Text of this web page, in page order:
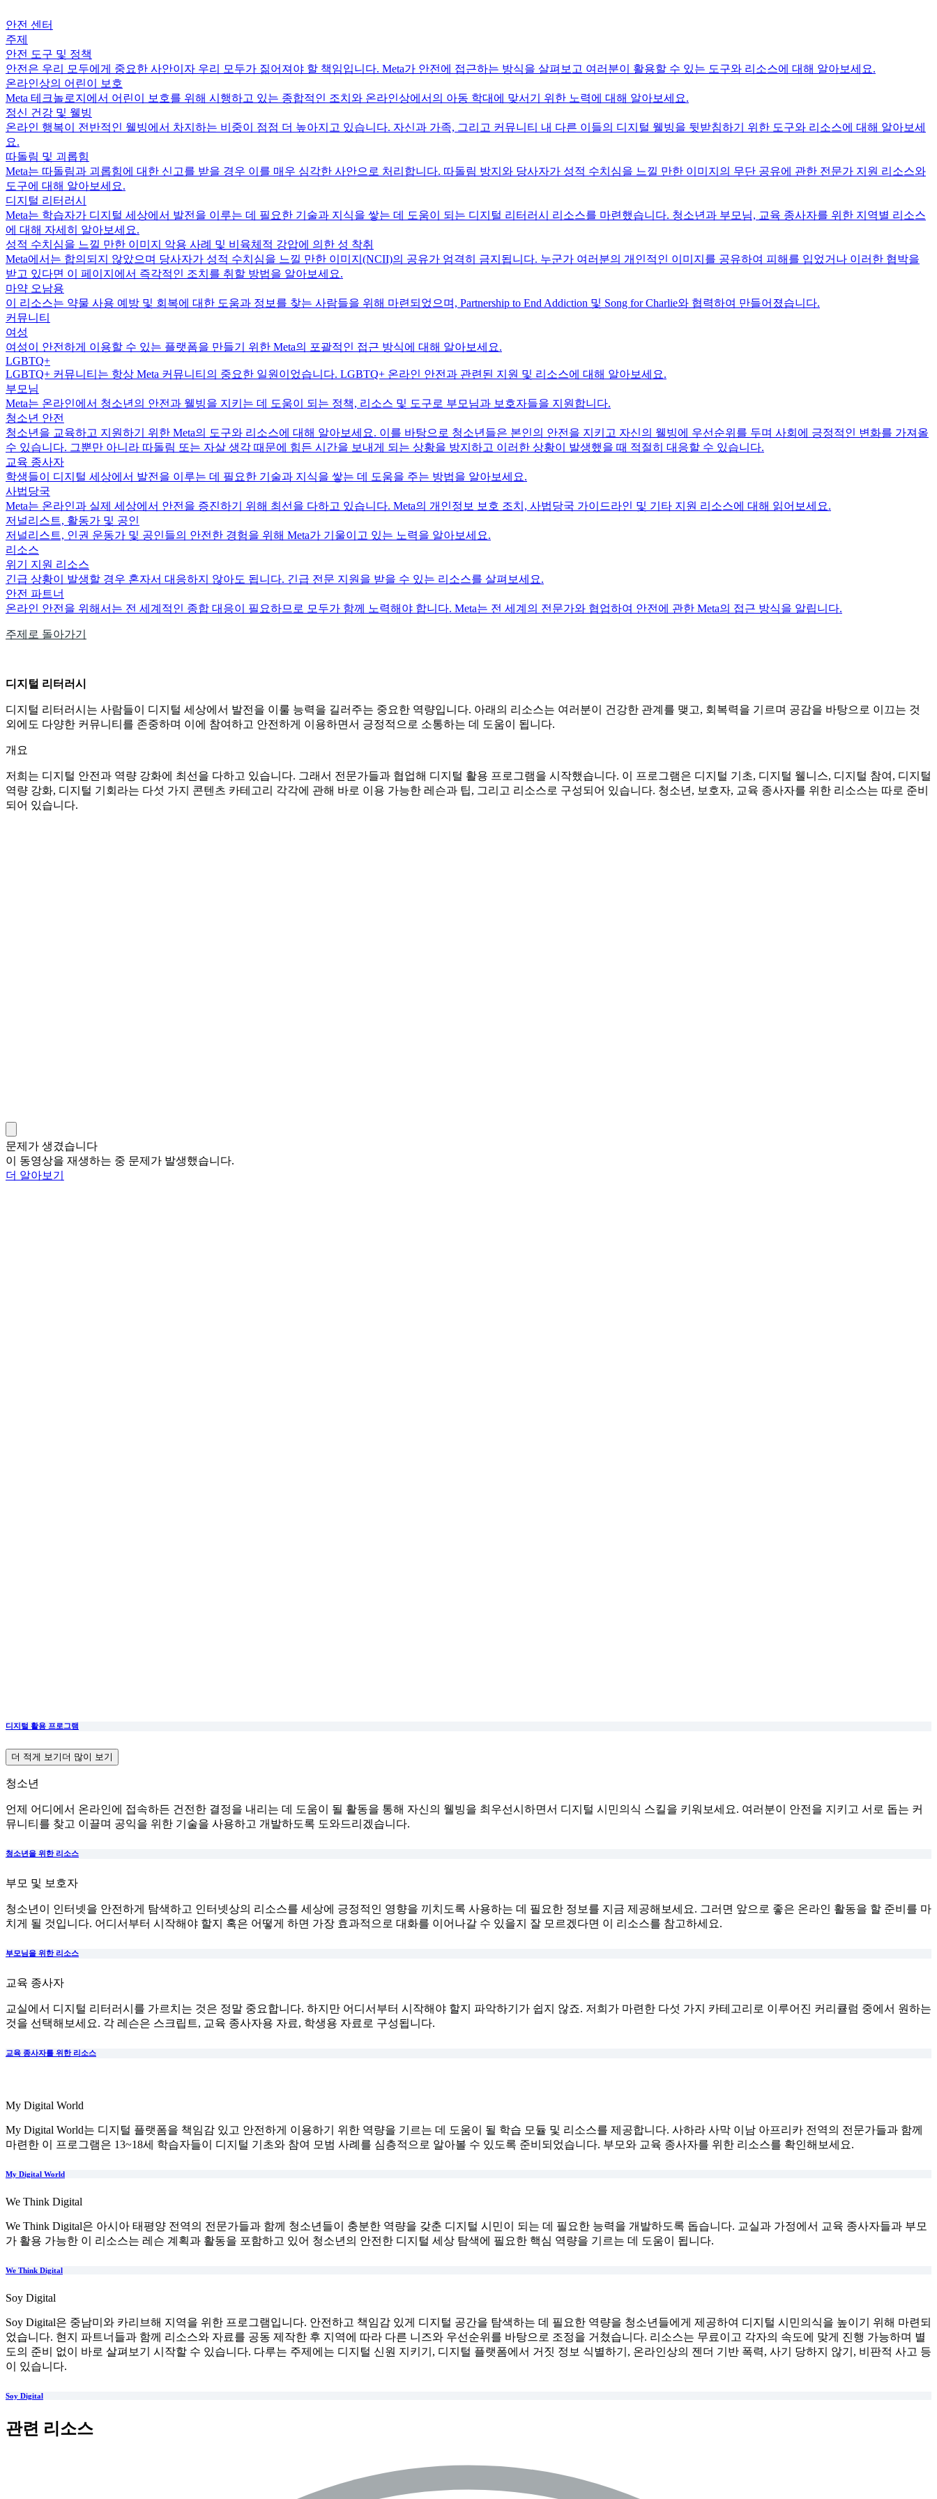
안전 센터
주제
안전 도구 및 정책
안전은 우리 모두에게 중요한 사안이자 우리 모두가 짊어져야 할 책임입니다. Meta가 안전에 접근하는 방식을 살펴보고 여러분이 활용할 수 있는 도구와 리소스에 대해 알아보세요.
온라인상의 어린이 보호
Meta 테크놀로지에서 어린이 보호를 위해 시행하고 있는 종합적인 조치와 온라인상에서의 아동 학대에 맞서기 위한 노력에 대해 알아보세요.
정신 건강 및 웰빙
온라인 행복이 전반적인 웰빙에서 차지하는 비중이 점점 더 높아지고 있습니다. 자신과 가족, 그리고 커뮤니티 내 다른 이들의 디지털 웰빙을 뒷받침하기 위한 도구와 리소스에 대해 알아보세
요.
따돌림 및 괴롭힘
Meta는 따돌림과 괴롭힘에 대한 신고를 받을 경우 이를 매우 심각한 사안으로 처리합니다. 따돌림 방지와 당사자가 성적 수치심을 느낄 만한 이미지의 무단 공유에 관한 전문가 지원 리소스와
도구에 대해 알아보세요.
디지털 리터러시
Meta는 학습자가 디지털 세상에서 발전을 이루는 데 필요한 기술과 지식을 쌓는 데 도움이 되는 디지털 리터러시 리소스를 마련했습니다. 청소년과 부모님, 교육 종사자를 위한 지역별 리소스
에 대해 자세히 알아보세요.
성적 수치심을 느낄 만한 이미지 악용 사례 및 비육체적 강압에 의한 성 착취
Meta에서는 합의되지 않았으며 당사자가 성적 수치심을 느낄 만한 이미지(NCII)의 공유가 엄격히 금지됩니다. 누군가 여러분의 개인적인 이미지를 공유하여 피해를 입었거나 이러한 협박을
받고 있다면 이 페이지에서 즉각적인 조치를 취할 방법을 알아보세요.
마약 오남용
이 리소스는 약물 사용 예방 및 회복에 대한 도움과 정보를 찾는 사람들을 위해 마련되었으며, Partnership to End Addiction 및 Song for Charlie와 협력하여 만들어졌습니다.
커뮤니티
여성
여성이 안전하게 이용할 수 있는 플랫폼을 만들기 위한 Meta의 포괄적인 접근 방식에 대해 알아보세요.
LGBTQ+
LGBTQ+ 커뮤니티는 항상 Meta 커뮤니티의 중요한 일원이었습니다. LGBTQ+ 온라인 안전과 관련된 지원 및 리소스에 대해 알아보세요.
부모님
Meta는 온라인에서 청소년의 안전과 웰빙을 지키는 데 도움이 되는 정책, 리소스 및 도구로 부모님과 보호자들을 지원합니다.
청소년 안전
청소년을 교육하고 지원하기 위한 Meta의 도구와 리소스에 대해 알아보세요. 이를 바탕으로 청소년들은 본인의 안전을 지키고 자신의 웰빙에 우선순위를 두며 사회에 긍정적인 변화를 가져올
수 있습니다. 그뿐만 아니라 따돌림 또는 자살 생각 때문에 힘든 시간을 보내게 되는 상황을 방지하고 이러한 상황이 발생했을 때 적절히 대응할 수 있습니다.
교육 종사자
학생들이 디지털 세상에서 발전을 이루는 데 필요한 기술과 지식을 쌓는 데 도움을 주는 방법을 알아보세요.
사법당국
Meta는 온라인과 실제 세상에서 안전을 증진하기 위해 최선을 다하고 있습니다. Meta의 개인정보 보호 조치, 사법당국 가이드라인 및 기타 지원 리소스에 대해 읽어보세요.
저널리스트, 활동가 및 공인
저널리스트, 인권 운동가 및 공인들의 안전한 경험을 위해 Meta가 기울이고 있는 노력을 알아보세요.
리소스
위기 지원 리소스
긴급 상황이 발생할 경우 혼자서 대응하지 않아도 됩니다. 긴급 전문 지원을 받을 수 있는 리소스를 살펴보세요.
안전 파트너
온라인 안전을 위해서는 전 세계적인 종합 대응이 필요하므로 모두가 함께 노력해야 합니다. Meta는 전 세계의 전문가와 협업하여 안전에 관한 Meta의 접근 방식을 알립니다.
주제로 돌아가기
디지털 리터러시
디지털 리터러시는 사람들이 디지털 세상에서 발전을 이룰 능력을 길러주는 중요한 역량입니다. 아래의 리소스는 여러분이 건강한 관계를 맺고, 회복력을 기르며 공감을 바탕으로 이끄는 것
외에도 다양한 커뮤니티를 존중하며 이에 참여하고 안전하게 이용하면서 긍정적으로 소통하는 데 도움이 됩니다.
개요
저희는 디지털 안전과 역량 강화에 최선을 다하고 있습니다. 그래서 전문가들과 협업해 디지털 활용 프로그램을 시작했습니다. 이 프로그램은 디지털 기초, 디지털 웰니스, 디지털 참여, 디지털
역량 강화, 디지털 기회라는 다섯 가지 콘텐츠 카테고리 각각에 관해 바로 이용 가능한 레슨과 팁, 그리고 리소스로 구성되어 있습니다. 청소년, 보호자, 교육 종사자를 위한 리소스는 따로 준비
되어 있습니다.
문제가 생겼습니다
이 동영상을 재생하는 중 문제가 발생했습니다.
더 알아보기
디지털 활용 프로그램
더 적게 보기 더 많이 보기
청소년
언제 어디에서 온라인에 접속하든 건전한 결정을 내리는 데 도움이 될 활동을 통해 자신의 웰빙을 최우선시하면서 디지털 시민의식 스킬을 키워보세요. 여러분이 안전을 지키고 서로 돕는 커
뮤니티를 찾고 이끌며 공익을 위한 기술을 사용하고 개발하도록 도와드리겠습니다.
청소년을 위한 리소스
부모 및 보호자
청소년이 인터넷을 안전하게 탐색하고 인터넷상의 리소스를 세상에 긍정적인 영향을 끼치도록 사용하는 데 필요한 정보를 지금 제공해보세요. 그러면 앞으로 좋은 온라인 활동을 할 준비를 마
치게 될 것입니다. 어디서부터 시작해야 할지 혹은 어떻게 하면 가장 효과적으로 대화를 이어나갈 수 있을지 잘 모르겠다면 이 리소스를 참고하세요.
부모님을 위한 리소스
교육 종사자
교실에서 디지털 리터러시를 가르치는 것은 정말 중요합니다. 하지만 어디서부터 시작해야 할지 파악하기가 쉽지 않죠. 저희가 마련한 다섯 가지 카테고리로 이루어진 커리큘럼 중에서 원하는
것을 선택해보세요. 각 레슨은 스크립트, 교육 종사자용 자료, 학생용 자료로 구성됩니다.
교육 종사자를 위한 리소스
My Digital World
My Digital World는 디지털 플랫폼을 책임감 있고 안전하게 이용하기 위한 역량을 기르는 데 도움이 될 학습 모듈 및 리소스를 제공합니다. 사하라 사막 이남 아프리카 전역의 전문가들과 함께
마련한 이 프로그램은 13~18세 학습자들이 디지털 기초와 참여 모범 사례를 심층적으로 알아볼 수 있도록 준비되었습니다. 부모와 교육 종사자를 위한 리소스를 확인해보세요.
My Digital World
We Think Digital
We Think Digital은 아시아 태평양 전역의 전문가들과 함께 청소년들이 충분한 역량을 갖춘 디지털 시민이 되는 데 필요한 능력을 개발하도록 돕습니다. 교실과 가정에서 교육 종사자들과 부모
가 활용 가능한 이 리소스는 레슨 계획과 활동을 포함하고 있어 청소년의 안전한 디지털 세상 탐색에 필요한 핵심 역량을 기르는 데 도움이 됩니다.
We Think Digital
Soy Digital
Soy Digital은 중남미와 카리브해 지역을 위한 프로그램입니다. 안전하고 책임감 있게 디지털 공간을 탐색하는 데 필요한 역량을 청소년들에게 제공하여 디지털 시민의식을 높이기 위해 마련되
었습니다. 현지 파트너들과 함께 리소스와 자료를 공동 제작한 후 지역에 따라 다른 니즈와 우선순위를 바탕으로 조정을 거쳤습니다. 리소스는 무료이고 각자의 속도에 맞게 진행 가능하며 별
도의 준비 없이 바로 살펴보기 시작할 수 있습니다. 다루는 주제에는 디지털 신원 지키기, 디지털 플랫폼에서 거짓 정보 식별하기, 온라인상의 젠더 기반 폭력, 사기 당하지 않기, 비판적 사고 등
이 있습니다.
Soy Digital
관련 리소스